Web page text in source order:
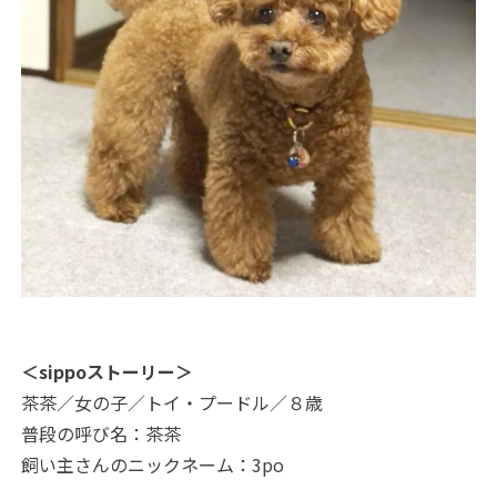
＜sippoストーリー＞
茶茶／女の子／トイ・プードル／８歳
普段の呼び名：茶茶
飼い主さんのニックネーム：3po